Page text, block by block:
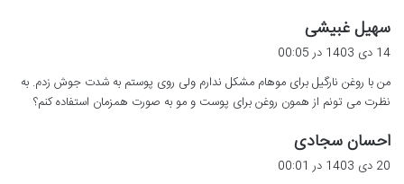
سهیل غبیشی
ف
:
14 دی 1403 در 00:05
من با روغن نارگیل برای موهام مشکل ندارم ولی روی پوستم به شدت جوش زدم. به
نظرت می تونم از همون روغن برای پوست و مو به صورت همزمان استفاده کنم؟
احسان سجادی
ف
20 دی 1403 در 00:01